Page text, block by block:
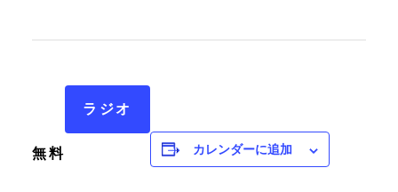
無料
ラジオ
カレンダーに追加